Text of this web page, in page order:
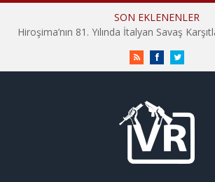
SON EKLENENLER
RSS FacebookTwitter